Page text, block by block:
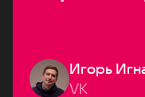
Игорь
VK